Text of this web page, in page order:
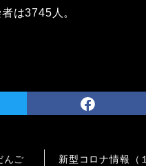
は3745人。
んご
新型コロナ情報（